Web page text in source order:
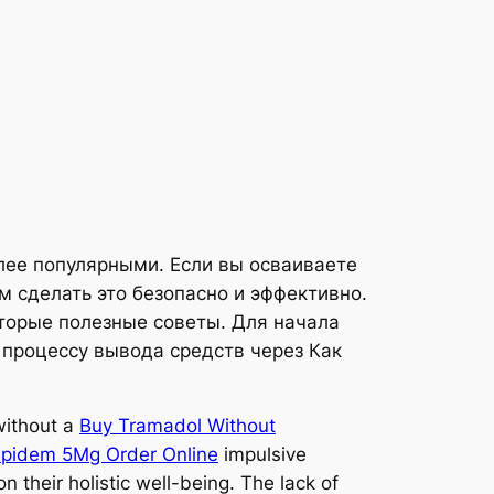
популярными. Если вы осваиваете
сделать это безопасно и эффективно.
полезные советы. Для начала
вывода средств через Как
a Buy Tramadol Without
5Mg Order Online impulsive
their holistic well-being. The lack of